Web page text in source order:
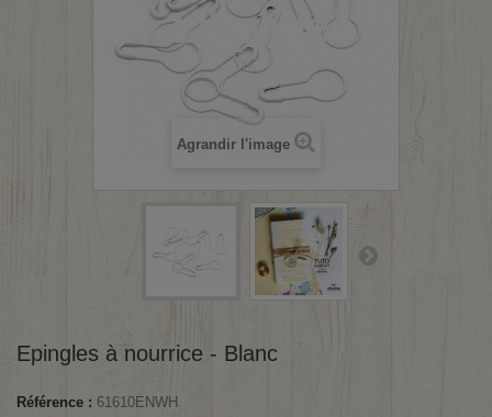
Agrandir l'image
Epingles à nourrice - Blanc
Référence : 61610ENWH